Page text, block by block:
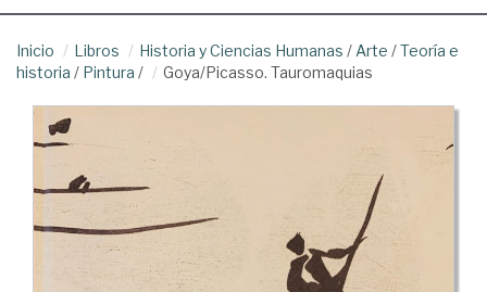
Inicio Libros Historia y Ciencias Humanas / Arte /Teoría e
historia / Pintura / Goya/Picasso. Tauromaquias